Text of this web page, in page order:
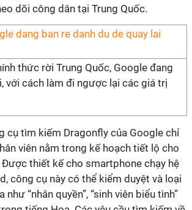
dõi công dân tại Trung Quốc.
thức rời Trung Quốc, Google đang
với cách làm đi ngược lại các giá trị
cụ tìm kiếm Dragonfly của Google chỉ
viên nằm trong kế hoạch tiết lộ cho
thiết kế cho smartphone chạy hệ
công cụ này có thể kiểm duyệt và loại
“nhân quyền”, “sinh viên biểu tình”